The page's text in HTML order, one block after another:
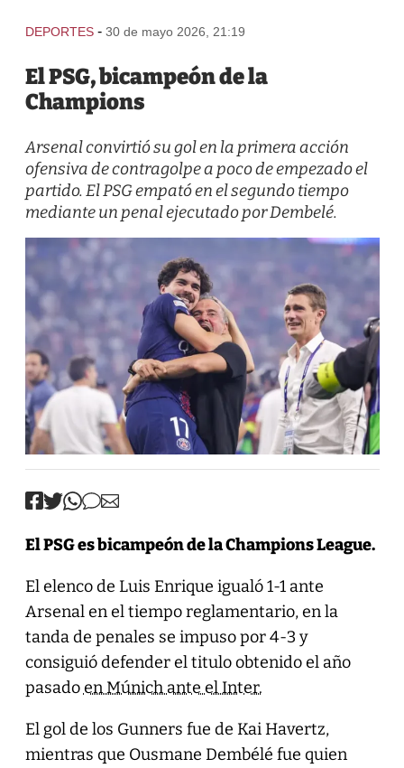
DEPORTES - 30 de mayo 2026, 21:19
El PSG, bicampeón de la
Champions
Arsenal convirtió su gol en la primera acción
ofensiva de contragolpe a poco de empezado el
partido. El PSG empató en el segundo tiempo
mediante un penal ejecutado por Dembelé.
El PSG es bicampeón de la Champions League.
El elenco de Luis Enrique igualó 1-1 ante
Arsenal en el tiempo reglamentario, en la
tanda de penales se impuso por 4-3 y
consiguió defender el titulo obtenido el año
pasadoen Múnich ante el Inter.
El gol de los Gunners fue de Kai Havertz,
mientras que Ousmane Dembélé fue quien